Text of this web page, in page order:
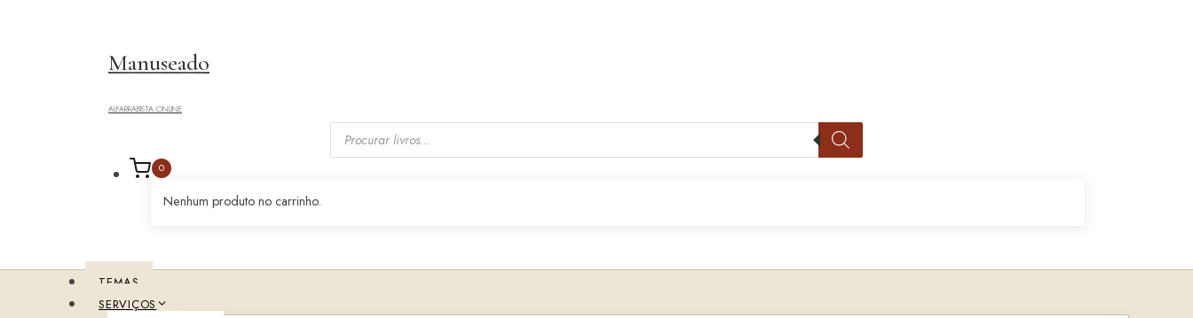
Manuseado
ALFARRABISTA ONLINE
Pesquisar
livros
0
Nenhum produto no carrinho.
TEMAS
SERVIÇOS